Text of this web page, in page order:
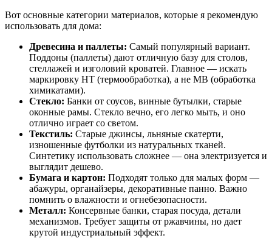
Вот основные категории материалов, которые я рекомендую
использовать для дома:
Древесина и паллеты: Самый популярный вариант.
Поддоны (паллеты) дают отличную базу для столов,
стеллажей и изголовий кроватей. Главное — искать
маркировку HT (термообработка), а не MB (обработка
химикатами).
Стекло: Банки от соусов, винные бутылки, старые
оконные рамы. Стекло вечно, его легко мыть, и оно
отлично играет со светом.
Текстиль: Старые джинсы, льняные скатерти,
изношенные футболки из натуральных тканей.
Синтетику использовать сложнее — она электризуется и
выглядит дешево.
Бумага и картон: Подходят только для малых форм —
абажуры, органайзеры, декоративные панно. Важно
помнить о влажности и огнебезопасности.
Металл: Консервные банки, старая посуда, детали
механизмов. Требует защиты от ржавчины, но дает
крутой индустриальный эффект.